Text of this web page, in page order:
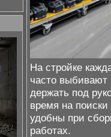
На стройке
часто
держать под
время на
удобны при
работах.